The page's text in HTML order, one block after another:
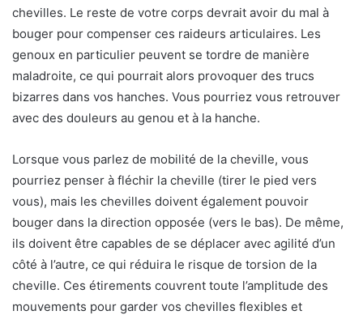
chevilles. Le reste de votre corps devrait avoir du mal à
bouger pour compenser ces raideurs articulaires. Les
genoux en particulier peuvent se tordre de manière
maladroite, ce qui pourrait alors provoquer des trucs
bizarres dans vos hanches. Vous pourriez vous retrouver
avec des douleurs au genou et à la hanche.
Lorsque vous parlez de mobilité de la cheville, vous
pourriez penser à fléchir la cheville (tirer le pied vers
vous), mais les chevilles doivent également pouvoir
bouger dans la direction opposée (vers le bas). De même,
ils doivent être capables de se déplacer avec agilité d’un
côté à l’autre, ce qui réduira le risque de torsion de la
cheville. Ces étirements couvrent toute l’amplitude des
mouvements pour garder vos chevilles flexibles et